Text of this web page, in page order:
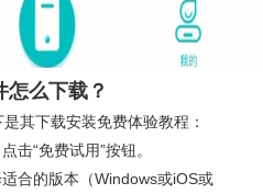
怎么下载？
其下载安装免费体验教程：
击“免费试用”按钮。
合的版本（Windows或iOS或